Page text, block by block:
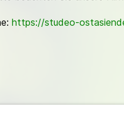
https://studeo-